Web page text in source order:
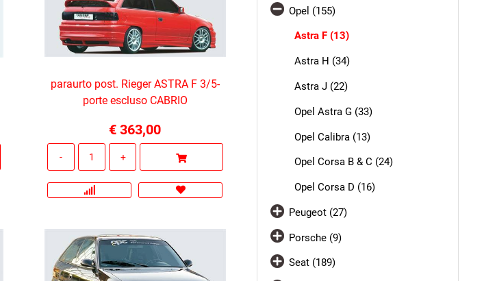
paraurto post. Rieger ASTRA F 3/5-
porte escluso CABRIO
€ 363,00
Opel (155)
Astra F (13)
Astra H (34)
Astra J (22)
Opel Astra G (33)
Opel Calibra (13)
Opel Corsa B & C (24)
Opel Corsa D (16)
Peugeot (27)
Porsche (9)
Seat (189)